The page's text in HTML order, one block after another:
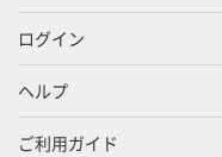
ログイン
ヘルプ
ご利用ガイド